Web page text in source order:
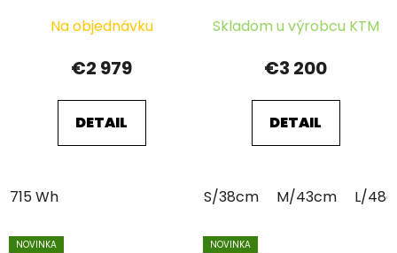
Na objednávku
€2 979
DETAIL
715 Wh
Skladom u výrobcu KTM
€3 200
DETAIL
S/38cm M/43cm L/
NOVINKA NOVINKA